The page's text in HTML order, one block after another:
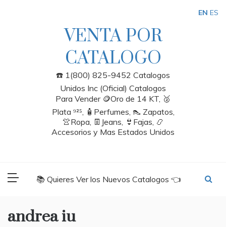
VENTA POR
CATALOGO
☎️ 1(800) 825-9452 Catalogos
Unidos Inc (Oficial) Catalogos
Para Vender 🪙Oro de 14 KT, 🥈
Plata ⁹²⁵, 🧴Perfumes, 👠 Zapatos,
👚Ropa, 👖Jeans, 👙Fajas, 📿
Accesorios y Mas Estados Unidos
📚 Quieres Ver los Nuevos Catalogos 👈
andrea iu
EN ES